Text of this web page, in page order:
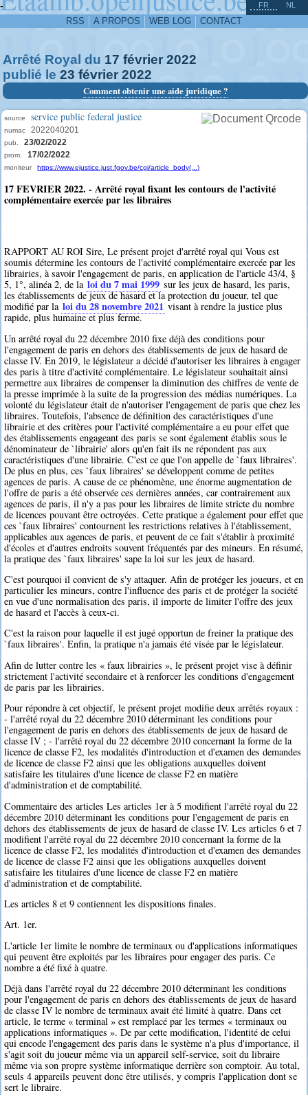
-
RSS A PROPOS WEB LOG CONTACT
FR NL
Arrêté Royal du 17 février 2022
publié le 23 février 2022
Comment obtenir une aide juridique ?
source service public federal justice
numac 2022040201
pub. 23/02/2022
prom. 17/02/2022
moniteur https://www.ejustice.just.fgov.be/cgi/article_body(...)
17 FEVRIER 2022. - Arrêté royal fixant les contours de l'activité
complémentaire exercée par les libraires
RAPPORT AU ROI Sire, Le présent projet d'arrêté royal qui Vous est
soumis détermine les contours de l'activité complémentaire exercée par les
librairies, à savoir l'engagement de paris, en application de l'article 43/4, §
5, 1°, alinéa 2, de la loi du 7 mai 1999 sur les jeux de hasard, les paris,
les établissements de jeux de hasard et la protection du joueur, tel que
modifié par la loi du 28 novembre 2021 visant à rendre la justice plus
rapide, plus humaine et plus ferme.
Un arrêté royal du 22 décembre 2010 fixe déjà des conditions pour
l'engagement de paris en dehors des établissements de jeux de hasard de
classe IV. En 2019, le législateur a décidé d'autoriser les libraires à engager
des paris à titre d'activité complémentaire. Le législateur souhaitait ainsi
permettre aux libraires de compenser la diminution des chiffres de vente de
la presse imprimée à la suite de la progression des médias numériques. La
volonté du législateur était de n'autoriser l'engagement de paris que chez les
libraires. Toutefois, l'absence de définition des caractéristiques d'une
librairie et des critères pour l'activité complémentaire a eu pour effet que
des établissements engageant des paris se sont également établis sous le
dénominateur de `librairie' alors qu'en fait ils ne répondent pas aux
caractéristiques d'une librairie. C'est ce que l'on appelle de `faux libraires'.
De plus en plus, ces `faux libraires' se développent comme de petites
agences de paris. A cause de ce phénomène, une énorme augmentation de
l'offre de paris a été observée ces dernières années, car contrairement aux
agences de paris, il n'y a pas pour les libraires de limite stricte du nombre
de licences pouvant être octroyées. Cette pratique a également pour effet que
ces `faux libraires' contournent les restrictions relatives à l'établissement,
applicables aux agences de paris, et peuvent de ce fait s'établir à proximité
d'écoles et d'autres endroits souvent fréquentés par des mineurs. En résumé,
la pratique des `faux libraires' sape la loi sur les jeux de hasard.
C'est pourquoi il convient de s'y attaquer. Afin de protéger les joueurs, et en
particulier les mineurs, contre l'influence des paris et de protéger la société
en vue d'une normalisation des paris, il importe de limiter l'offre des jeux
de hasard et l'accès à ceux-ci.
C'est la raison pour laquelle il est jugé opportun de freiner la pratique des
`faux libraires'. Enfin, la pratique n'a jamais été visée par le législateur.
Afin de lutter contre les « faux librairies », le présent projet vise à définir
strictement l'activité secondaire et à renforcer les conditions d'engagement
de paris par les librairies.
Pour répondre à cet objectif, le présent projet modifie deux arrêtés royaux :
- l'arrêté royal du 22 décembre 2010 déterminant les conditions pour
l'engagement de paris en dehors des établissements de jeux de hasard de
classe IV ; - l'arrêté royal du 22 décembre 2010 concernant la forme de la
licence de classe F2, les modalités d'introduction et d'examen des demandes
de licence de classe F2 ainsi que les obligations auxquelles doivent
satisfaire les titulaires d'une licence de classe F2 en matière
d'administration et de comptabilité.
Commentaire des articles Les articles 1er à 5 modifient l'arrêté royal du 22
décembre 2010 déterminant les conditions pour l'engagement de paris en
dehors des établissements de jeux de hasard de classe IV. Les articles 6 et 7
modifient l'arrêté royal du 22 décembre 2010 concernant la forme de la
licence de classe F2, les modalités d'introduction et d'examen des demandes
de licence de classe F2 ainsi que les obligations auxquelles doivent
satisfaire les titulaires d'une licence de classe F2 en matière
d'administration et de comptabilité.
Les articles 8 et 9 contiennent les dispositions finales.
Art. 1er.
L'article 1er limite le nombre de terminaux ou d'applications informatiques
qui peuvent être exploités par les libraires pour engager des paris. Ce
nombre a été fixé à quatre.
Déjà dans l'arrêté royal du 22 décembre 2010 déterminant les conditions
pour l'engagement de paris en dehors des établissements de jeux de hasard
de classe IV le nombre de terminaux avait été limité à quatre. Dans cet
article, le terme « terminal » est remplacé par les termes « terminaux ou
applications informatiques ». De par cette modification, l'identité de celui
qui encode l'engagement des paris dans le système n'a plus d'importance, il
s'agit soit du joueur même via un appareil self-service, soit du libraire
même via son propre système informatique derrière son comptoir. Au total,
seuls 4 appareils peuvent donc être utilisés, y compris l'application dont se
sert le libraire.
^